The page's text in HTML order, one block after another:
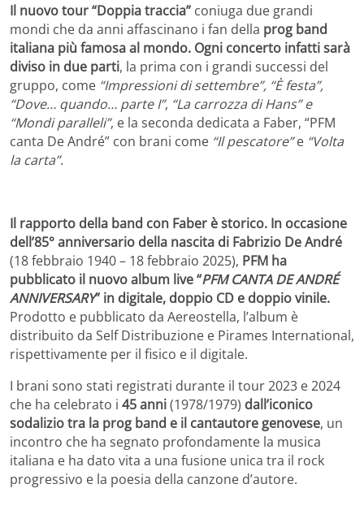
Il nuovo tour “Doppia traccia” coniuga due grandi
mondi che da anni affascinano i fan della prog band
italiana più famosa al mondo. Ogni concerto infatti sarà
diviso in due parti, la prima con i grandi successi del
gruppo, come “Impressioni di settembre”, “È festa”,
“Dove… quando… parte I”, “La carrozza di Hans” e
“Mondi paralleli”, e la seconda dedicata a Faber, “PFM
canta De André” con brani come “Il pescatore”e “Volta
la carta”.
Il rapporto della band con Faber è storico. In occasione
dell’85° anniversario della nascita di Fabrizio De André
(18 febbraio 1940 – 18 febbraio 2025), PFM ha
pubblicato il nuovo album live “PFM CANTA DE ANDRÉ
ANNIVERSARY” in digitale, doppio CD e doppio vinile.
Prodotto e pubblicato da Aereostella, l’album è
distribuito da Self Distribuzione e Pirames International,
rispettivamente per il fisico e il digitale.
I brani sono stati registrati durante il tour 2023 e 2024
che ha celebrato i 45 anni(1978/1979) dall’iconico
sodalizio tra la prog band e il cantautore genovese, un
incontro che ha segnato profondamente la musica
italiana e ha dato vita a una fusione unica tra il rock
progressivo e la poesia della canzone d’autore.